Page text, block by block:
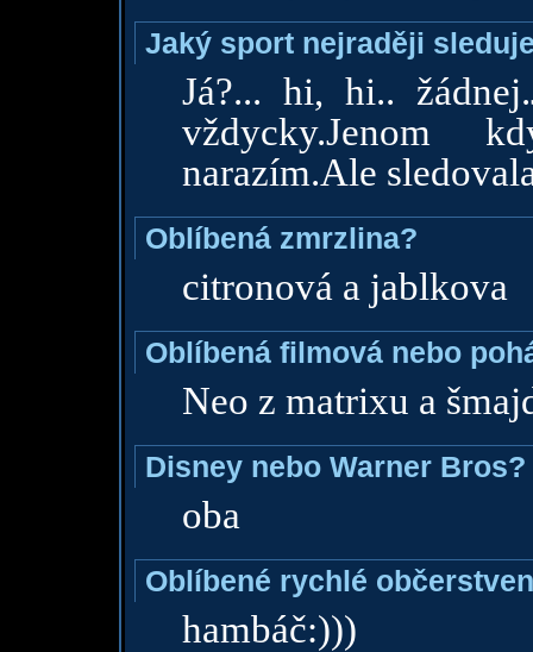
Jaký sport nejraději
Já?... hi, hi..
vždycky.Jenom
narazím.Ale
Oblíbená zmrzlina?
citronová a jablkova
Oblíbená filmová nebo
Neo z matrixu a
Disney nebo Warner Bros?
oba
Oblíbené rychlé
hambáč:)))